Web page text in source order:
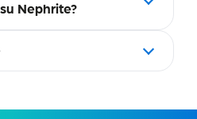
Nephrite?